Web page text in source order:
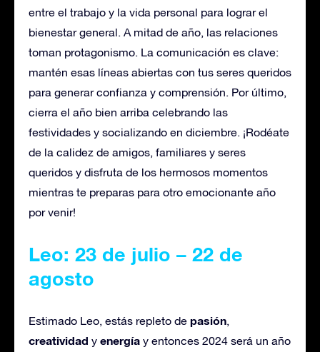
entre el trabajo y la vida personal para lograr el
bienestar general. A mitad de año, las relaciones
toman protagonismo. La comunicación es clave:
mantén esas líneas abiertas con tus seres queridos
para generar confianza y comprensión. Por último,
cierra el año bien arriba celebrando las
festividades y socializando en diciembre. ¡Rodéate
de la calidez de amigos, familiares y seres
queridos y disfruta de los hermosos momentos
mientras te preparas para otro emocionante año
por venir!
Leo: 23 de julio – 22 de
agosto
Estimado Leo, estás repleto de pasión,
creatividad y energía y entonces 2024 será un año